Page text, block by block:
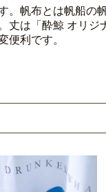
。帆布とは帆船の
丈は「酔鯨 オリ
便利です。